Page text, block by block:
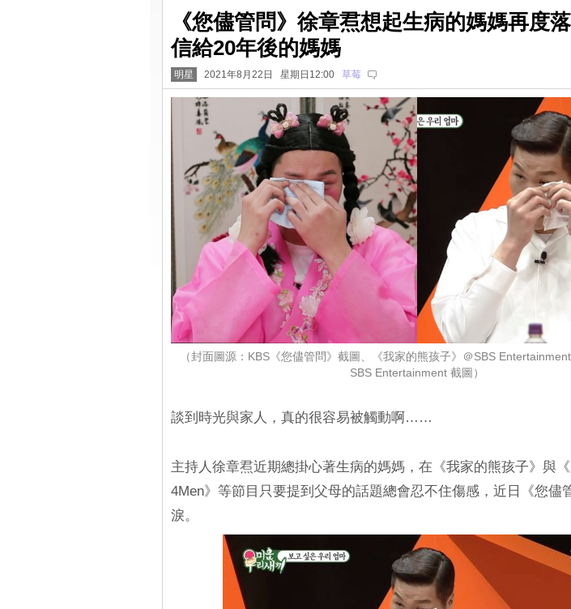
《您儘管問》徐章焄想起生病的媽媽再度
信給20年後的媽媽
明星 2021年8月22日 星期日12:00 草莓
（封面圖源：KBS《您儘管問》截圖、《我家的熊孩子》＠SBS
SBS Entertainment 截圖）
談到時光與家人，真的很容易被觸動啊……
主持人徐章焄近期總掛心著生病的媽媽，在《我家的熊孩子》與
4Men》等節目只要提到父母的話題總會忍不住傷感，近日《您儘
淚。